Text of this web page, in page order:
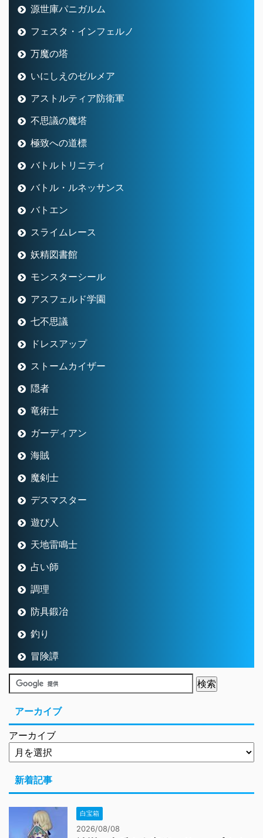
源世庫パニガルム
フェスタ・インフェルノ
万魔の塔
いにしえのゼルメア
アストルティア防衛軍
不思議の魔塔
極致への道標
バトルトリニティ
バトル・ルネッサンス
バトエン
スライムレース
妖精図書館
モンスターシール
アスフェルド学園
七不思議
ドレスアップ
ストームカイザー
隠者
竜術士
ガーディアン
海賊
魔剣士
デスマスター
遊び人
天地雷鳴士
占い師
調理
防具鍛冶
釣り
冒険譚
アーカイブ
アーカイブ
新着記事
白宝箱
2026/08/08